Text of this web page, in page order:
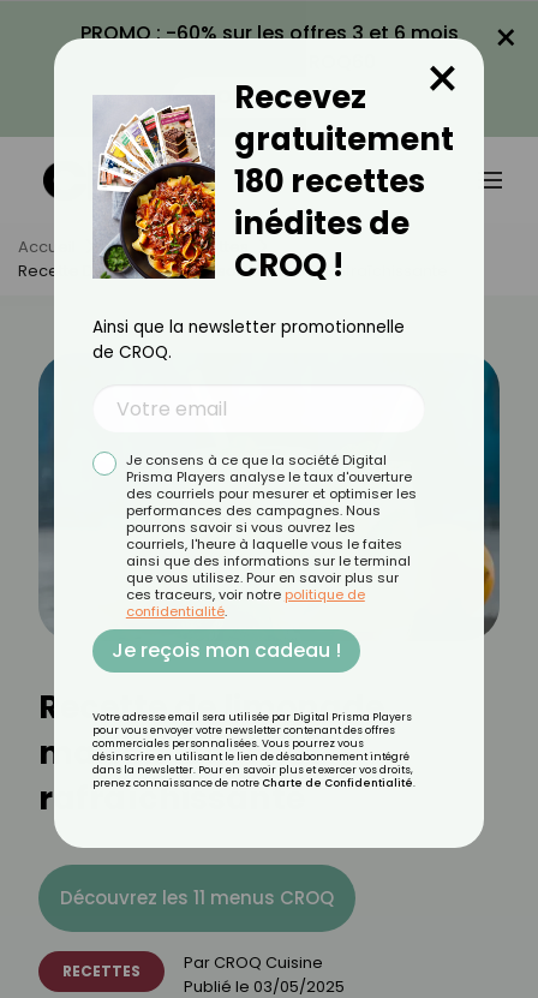
PROMO : -60% sur les offres 3 et 6 mois
VOIR LA PROMO
×
Accueil Actus
Recettes
Recette De Limonade Maison Légère Et Rafraîchissante
Recette de limonade
maison légère et
rafraîchissante
Découvrez les 11 menus CROQ
RECETTES Par CROQ Cuisine
Publié le 03/05/2025
Recevez
gratuitement
180 recettes
inédites de
CROQ !
×
Ainsi que la newsletter promotionnelle
de CROQ.
Je consens à ce que la société Digital
Prisma Players analyse le taux d'ouverture
des courriels pour mesurer et optimiser les
performances des campagnes. Nous
pourrons savoir si vous ouvrez les
courriels, l'heure à laquelle vous le faites
ainsi que des informations sur le terminal
que vous utilisez. Pour en savoir plus sur
ces traceurs, voir notre politique de
confidentialité.
Je reçois mon cadeau !
Votre adresse email sera utilisée par Digital Prisma Players
pour vous envoyer votre newsletter contenant des offres
commerciales personnalisées. Vous pourrez vous
désinscrire en utilisant le lien de désabonnement intégré
dans la newsletter. Pour en savoir plus et exercer vos droits,
prenez connaissance de notre Charte de Confidentialité.